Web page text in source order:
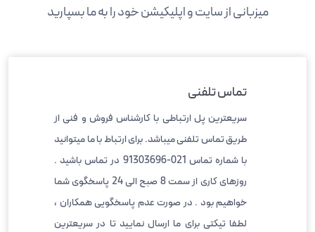
میزبانی از سایت و اپلیکیشن خود را به ما بسپارید
تماس تلفنی
سریعترین پل ارتباطی با کارشناس فروش و فنی از
طریق تماس تلفنی میباشد. برای ارتباط با ما میتوانید
با شماره تماس 021-91303696 در تماس باشید .
روزهای کاری از سمت 8 صبح الی 24 پاسخگوی شما
خواهیم بود . در صورت عدم پاسخگویی همکاران ،
لطفا تیکتی برای ما ارسال نمایید تا در سریعترین